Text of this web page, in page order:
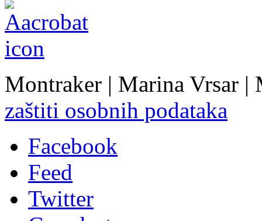
Montraker | Marina Vrsar |
zaštiti osobnih podataka
Facebook
Feed
Twitter